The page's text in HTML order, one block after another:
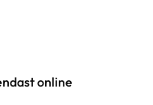
online